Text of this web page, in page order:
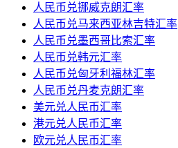
人民币兑挪威克朗汇率
人民币兑马来西亚林吉特汇率
人民币兑墨西哥比索汇率
人民币兑韩元汇率
人民币兑匈牙利福林汇率
人民币兑丹麦克朗汇率
美元兑人民币汇率
港元兑人民币汇率
欧元兑人民币汇率